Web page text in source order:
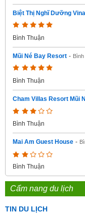
Biệt Thị Nghĩ Dưỡng
Bình Thuận
Mũi Né Bay Resort -
Bình Thuận
Cham Villas Resort Mũi
Bình Thuận
Mai Am Guest House -
Bình Thuận
Cẩm nang du lịch
TIN DU LỊCH